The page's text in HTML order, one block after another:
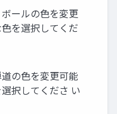
ールの色を変更
を選択してくだ
の色を変更可能
択してくださ い